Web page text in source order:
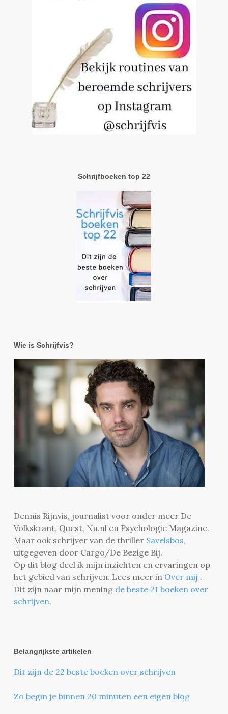
Schrijfboeken top 22
Wie is Schrijfvis?
Dennis Rijnvis, journalist voor onder meer De
Volkskrant, Quest, Nu.nl en Psychologie Magazine.
Maar ook schrijver van de thriller Savelsbos,
uitgegeven door Cargo/De Bezige Bij.
Op dit blog deel ik mijn inzichten en ervaringen op
het gebied van schrijven. Lees meer in Over mij .
Dit zijn naar mijn mening de beste 21 boeken over
schrijven.
Belangrijkste artikelen
Dit zijn de 22 beste boeken over schrijven
Zo begin je binnen 20 minuten een eigen blog